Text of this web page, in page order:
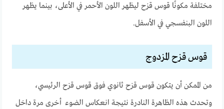
مختلفة مكونًا قوس قزح ليظهر اللون الأحمر في الأعلى، بينما يظهر
اللون البنفسجي في الأسفل.
قوس قزح المزدوج
من الممكن أن يتكون قوس قزح ثانوي فوق قوس قزح الرئيسي،
وتحدث هذه الظاهرة النادرة نتيجة انعكاس الضوء أخرى مرة داخل